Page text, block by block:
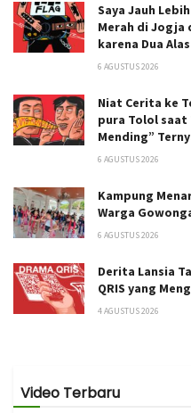
Saya Jauh
Merah di Jogja
karena Dua
6 AGUSTUS 2026
Niat Cerita ke
pura Tolol saat
Mending”
6 AGUSTUS 2026
Kampung
Warga
6 AGUSTUS 2026
Derita Lansia
QRIS yang
4 AGUSTUS 2026
Video Terbaru